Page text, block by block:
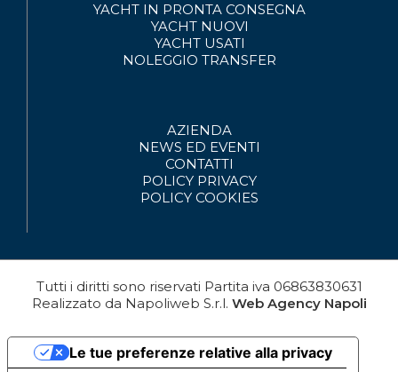
YACHT IN PRONTA CONSEGNA
YACHT NUOVI
YACHT USATI
NOLEGGIO TRANSFER
AZIENDA
NEWS ED EVENTI
CONTATTI
POLICY PRIVACY
POLICY COOKIES
Tutti i diritti sono riservati Partita iva 06863830631
Realizzato da Napoliweb S.r.l. Web Agency Napoli
Le tue preferenze relative alla privacy